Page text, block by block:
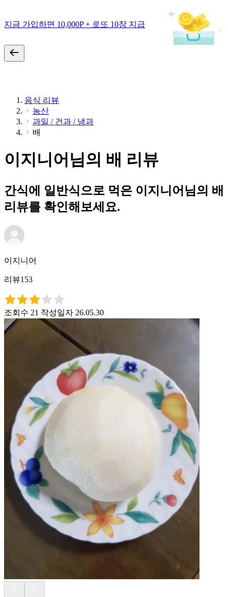
지금 가입하면 10,000P + 로또 10장 지급
음식 리뷰
농산
과일 / 건과 / 냉과
배
이지니어님의 배 리뷰
간식에 일반식으로 먹은 이지니어님의 배
리뷰를 확인해보세요.
이지니어
리뷰153
조회수 21 작성일자 26.05.30